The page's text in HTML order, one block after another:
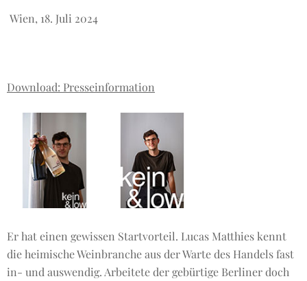
Wien, 18. Juli 2024
Download: Presseinformation
Er hat einen gewissen Startvorteil. Lucas Matthies kennt
die heimische Weinbranche aus der Warte des Handels fast
in- und auswendig. Arbeitete der gebürtige Berliner doch